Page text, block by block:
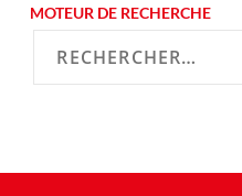
MOTEUR DE RECHERCHE